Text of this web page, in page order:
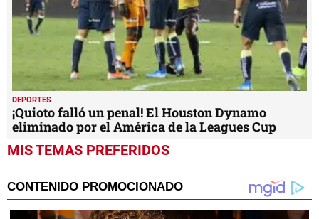
DEPORTES
¡Quioto falló un penal! El Houston Dynamo
eliminado por el América de la Leagues Cup
MIS TEMAS PREFERIDOS